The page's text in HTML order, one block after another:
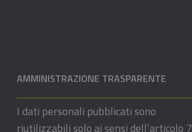
AMMINISTRAZIONE TRASPARENTE
I dati personali pubblicati sono
riutilizzabili solo ai sensi dell’articolo 7